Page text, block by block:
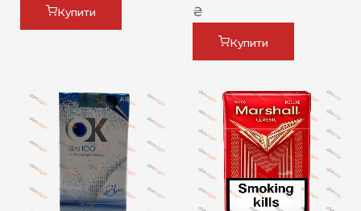
Купити
₴
Купити